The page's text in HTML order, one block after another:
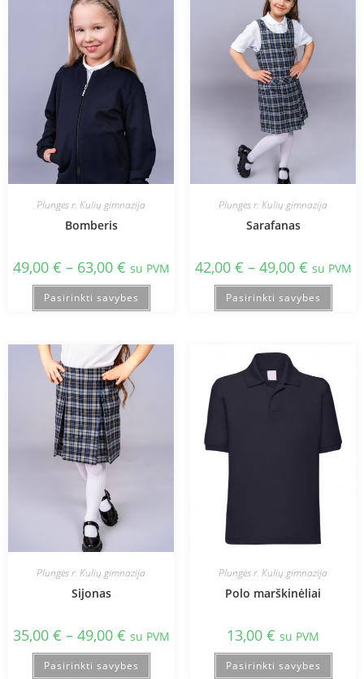
Plungės r. Kulių gimnazija
Bomberis
49,00 € – 63,00 € su PVM
Pasirinkti savybes
Plungės r. Kulių gimnazija
Sarafanas
42,00 € – 49,00 € su PVM
Pasirinkti savybes
Plungės r. Kulių gimnazija
Sijonas
35,00 € – 49,00 € su PVM
Pasirinkti savybes
Plungės r. Kulių gimnazija
Polo marškinėliai
13,00 € su PVM
Pasirinkti savybes